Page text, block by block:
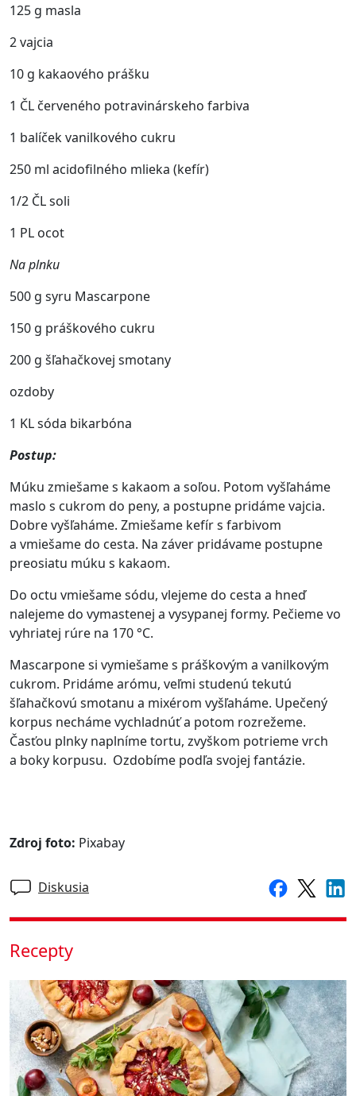
125 g masla
2 vajcia
10 g kakaového prášku
1 ČL červeného potravinárskeho farbiva
1 balíček vanilkového cukru
250 ml acidofilného mlieka (kefír)
1/2 ČL soli
1 PL ocot
Na plnku
500 g syru Mascarpone
150 g práškového cukru
200 g šľahačkovej smotany
ozdoby
1 KL sóda bikarbóna
Postup:
Múku zmiešame s kakaom a soľou. Potom vyšľaháme
maslo s cukrom do peny, a postupne pridáme vajcia.
Dobre vyšľaháme. Zmiešame kefír s farbivom
a vmiešame do cesta. Na záver pridávame postupne
preosiatu múku s kakaom.
Do octu vmiešame sódu, vlejeme do cesta a hneď
nalejeme do vymastenej a vysypanej formy. Pečieme vo
vyhriatej rúre na 170 °C.
Mascarpone si vymiešame s práškovým a vanilkovým
cukrom. Pridáme arómu, veľmi studenú tekutú
šľahačkovú smotanu a mixérom vyšľaháme. Upečený
korpus necháme vychladnúť a potom rozrežeme.
Časťou plnky naplníme tortu, zvyškom potrieme vrch
a boky korpusu. Ozdobíme podľa svojej fantázie.
Zdroj foto: Pixabay
Diskusia
Recepty